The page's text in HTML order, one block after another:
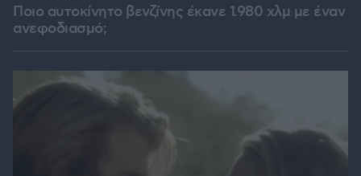
Ποιο αυτοκίνητο βενζίνης έκανε 1.980 χλμ με έναν
ανεφοδιασμό;